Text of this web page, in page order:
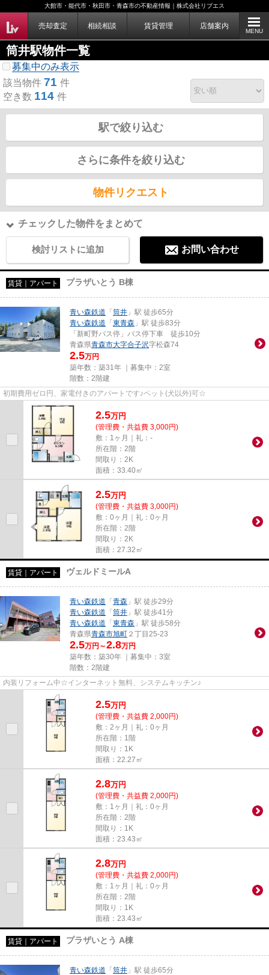
大館市・能代市・秋田市・青森市の不動産情報｜株式会社リブエス
売却査定 相続相談 賃貸管理 店舗案内
MENU
筒井駅物件一覧
募集中のみ表示
該当物件 71 件
空き数 114 件
駅で絞り込む
さらに条件を絞り込む
物件リクエスト
チェックした物件をまとめて
検討リストに追加 お問い合わせ
賃貸｜アパート プラザいとう B棟
青い森鉄道 「 筒井 」駅 徒歩65分
青い森鉄道 「 東青森 」駅 徒歩83分
「新町野バス停」バス停下車 徒歩10分
青森県青森市大字合子沢字松森74
2.5万円
築年数：築31年 ｜募集中： 2室
階数：2階建
初期費用ゼロ円、家電付きのアパートです♪ペット(犬以外)可☆
2.5万円
(管理費・共益費 3,000円)
敷：1ヶ月｜礼：-
所在階：2階
間取り：2K
面積：33.40㎡
2.5万円
(管理費・共益費 3,000円)
敷：0ヶ月｜礼：0ヶ月
所在階：2階
間取り：2K
面積：27.32㎡
賃貸｜アパート ヴェルドミールA
青い森鉄道 「 青森 」駅 徒歩29分
青い森鉄道 「 筒井 」駅 徒歩41分
青い森鉄道 「 東青森 」駅 徒歩58分
青森県青森市旭町 ２丁目25-23
2.5万円～2.8万円
築年数：築30年 ｜募集中： 3室
階数：2階建
内装リフォーム中☆インターネット無料、システムキッチン♪
2.5万円
(管理費・共益費 2,000円)
敷：2ヶ月｜礼：0ヶ月
所在階：1階
間取り：1K
面積：22.27㎡
2.8万円
(管理費・共益費 2,000円)
敷：1ヶ月｜礼：0ヶ月
所在階：2階
間取り：1K
面積：23.43㎡
2.8万円
(管理費・共益費 2,000円)
敷：1ヶ月｜礼：0ヶ月
所在階：2階
間取り：1K
面積：23.43㎡
賃貸｜アパート プラザいとう A棟
青い森鉄道 「 筒井 」駅 徒歩65分